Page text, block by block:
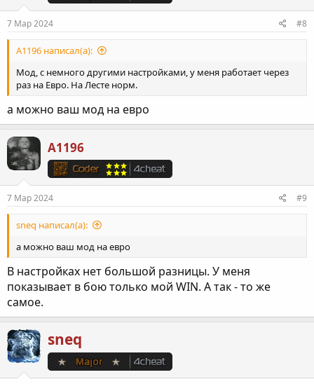
:
7 Мар 2024
#8
A1196 написал(а):
Мод, с немного другими настройками, у меня работает через
раз на Евро. На Лесте норм.
а можно ваш мод на евро
A1196
7 Мар 2024 #9
sneq написал(а):
а можно ваш мод на евро
В настройках нет большой разницы. У меня
показывает в бою только мой WIN. А так - то же
самое.
sneq